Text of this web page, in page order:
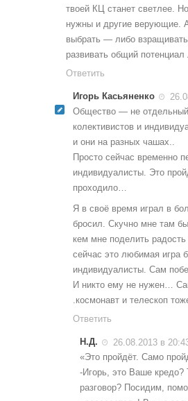
твоей КЦ станет светлее.
нужны и другие верующие.
выбрать — либо
развивать общий
Ответить
Игорь Касьяненко
Общество — не
колективистов и
и они на разных чашах..
Просто сейчас временно
индивидуалисты. Это
проходило…
Я в своё время играл в
бросил. Скучно мне там
кем мне поделить
сейчас это любимая игра
индивидуалисты. Сам
И никто ему не нужен…
.космонавт и телескоп
Ответить
Н.Д.
26.08.2013 в
«Это пройдёт. Само
-Игорь, это Ваше кредо?
разговор? Посидим,